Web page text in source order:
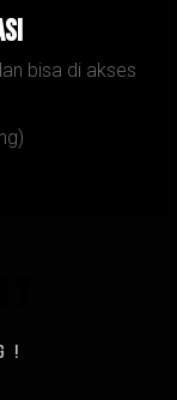
bisa di akses
!